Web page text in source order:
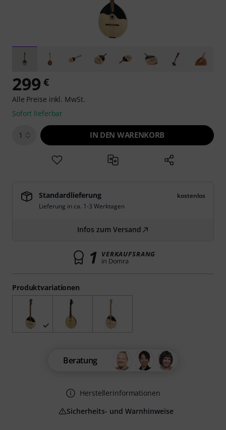
Produktvariationen
299 €
Alle Preise inkl. MwSt.
Sofort lieferbar
1 IN DEN WARENKORB
Standardlieferung
kostenlos
Lieferung in ca. 1-3 Werktagen
Infos zum Versand
1 VERKAUFSRANG
in Domra
Beratung
Herstellerinformationen
Sicherheits- und Warnhinweise